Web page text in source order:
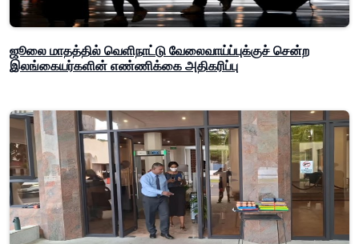
ஜூலை மாதத்தில் வெளிநாட்டு வேலைவாய்ப்புக்குச் சென்ற
இலங்கையர்களின் எண்ணிக்கை அதிகரிப்பு